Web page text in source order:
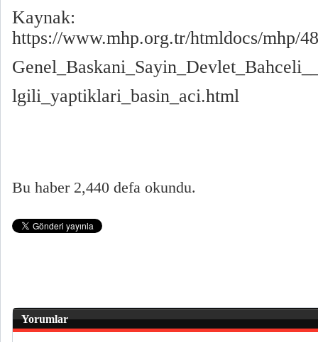
Kaynak:
https://www.mhp.org.tr/htmldocs/mhp/
lgili_yaptiklari_basin_aci.html
Bu haber 2,440 defa okundu.
Yorumlar